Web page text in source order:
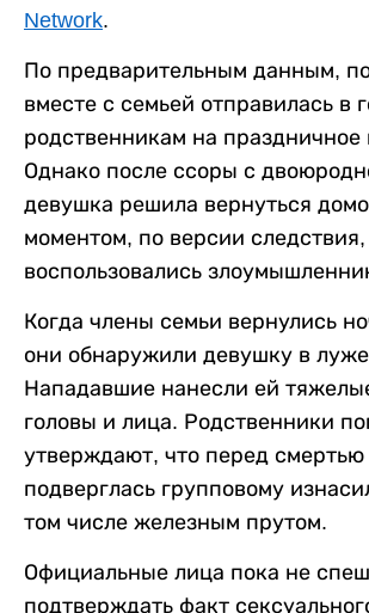
Network.
По предварительным данным,
вместе с семьей отправилась в
родственникам на праздничное
Однако после ссоры с
девушка решила вернуться
моментом, по версии следствия,
воспользовались
Когда члены семьи вернулись
они обнаружили девушку в
Нападавшие нанесли ей
головы и лица. Родственники
утверждают, что перед смертью
подверглась групповому
том числе железным прутом.
Официальные лица пока не
подтверждать факт